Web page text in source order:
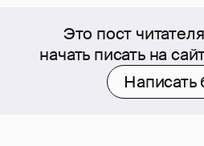
Это пост
начать писать на
Написать